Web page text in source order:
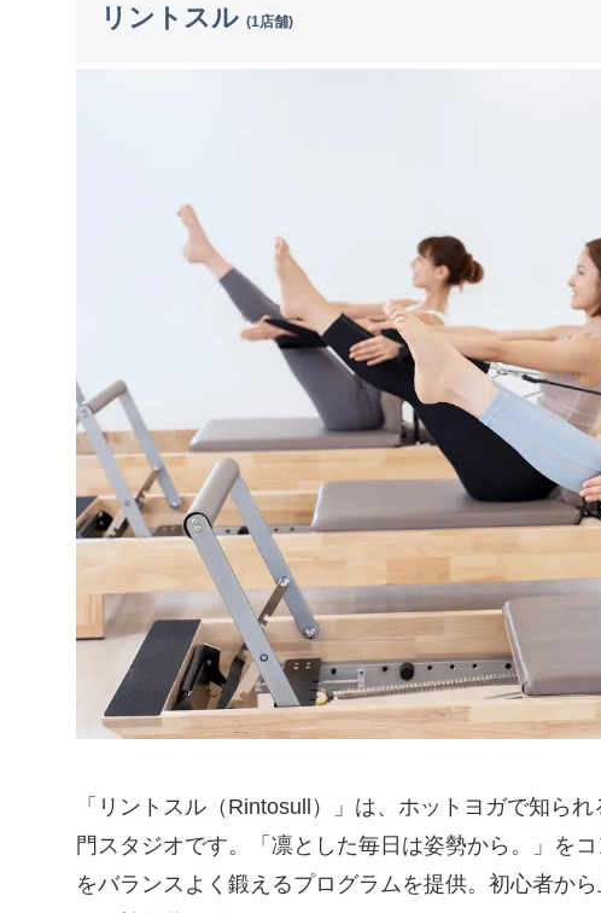
リントスル (1店舗)
「リントスル（Rintosull）」は、ホットヨガで知ら
門スタジオです。「凛とした毎日は姿勢から。」を
をバランスよく鍛えるプログラムを提供。初心者か